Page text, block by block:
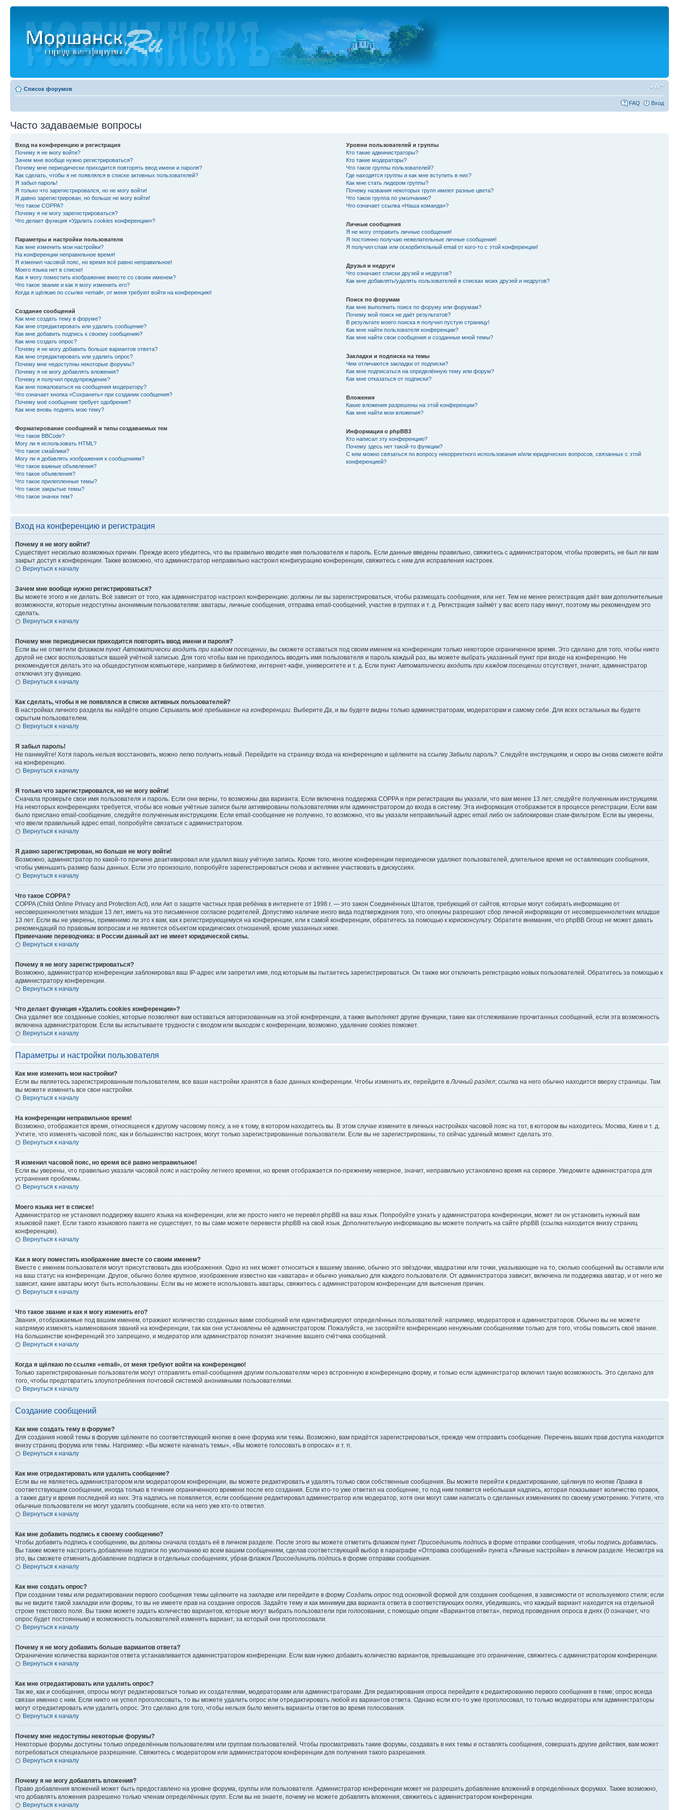
Список форумов
FAQ Вход
Часто задаваемые вопросы
Вход на конференцию и регистрация
Почему я не могу войти?
Зачем мне вообще нужно регистрироваться?
Почему мне периодически приходится повторять ввод имени и пароля?
Как сделать, чтобы я не появлялся в списке активных пользователей?
Я забыл пароль!
Я только что зарегистрировался, но не могу войти!
Я давно зарегистрирован, но больше не могу войти!
Что такое COPPA?
Почему я не могу зарегистрироваться?
Что делает функция «Удалить cookies конференции»?
Параметры и настройки пользователя
Как мне изменить мои настройки?
На конференции неправильное время!
Я изменил часовой пояс, но время всё равно неправильное!
Моего языка нет в списке!
Как я могу поместить изображение вместе со своим именем?
Что такое звание и как я могу изменить его?
Когда я щёлкаю по ссылке «email», от меня требуют войти на конференцию!
Создание сообщений
Как мне создать тему в форуме?
Как мне отредактировать или удалить сообщение?
Как мне добавить подпись к своему сообщению?
Как мне создать опрос?
Почему я не могу добавить больше вариантов ответа?
Как мне отредактировать или удалить опрос?
Почему мне недоступны некоторые форумы?
Почему я не могу добавлять вложения?
Почему я получил предупреждение?
Как мне пожаловаться на сообщения модератору?
Что означает кнопка «Сохранить» при создании сообщения?
Почему моё сообщение требует одобрения?
Как мне вновь поднять мою тему?
Форматирование сообщений и типы создаваемых тем
Что такое BBCode?
Могу ли я использовать HTML?
Что такое смайлики?
Могу ли я добавлять изображения к сообщениям?
Что такое важные объявления?
Что такое объявления?
Что такое прилепленные темы?
Что такое закрытые темы?
Что такое значки тем?
Уровни пользователей и группы
Кто такие администраторы?
Кто такие модераторы?
Что такое группы пользователей?
Где находятся группы и как мне вступить в них?
Как мне стать лидером группы?
Почему названия некоторых групп имеют разные цвета?
Что такое группа по умолчанию?
Что означает ссылка «Наша команда»?
Личные сообщения
Я не могу отправить личные сообщения!
Я постоянно получаю нежелательные личные сообщения!
Я получил спам или оскорбительный email от кого-то с этой конференции!
Друзья и недруги
Что означают списки друзей и недругов?
Как мне добавлять/удалять пользователей в списках моих друзей и недругов?
Поиск по форумам
Как мне выполнить поиск по форуму или форумам?
Почему мой поиск не даёт результатов?
В результате моего поиска я получил пустую страницу!
Как мне найти пользователя конференции?
Как мне найти свои сообщения и созданные мной темы?
Закладки и подписка на темы
Чем отличаются закладки от подписки?
Как мне подписаться на определённую тему или форум?
Как мне отказаться от подписки?
Вложения
Какие вложения разрешены на этой конференции?
Как мне найти мои вложения?
Информация о phpBB3
Кто написал эту конференцию?
Почему здесь нет такой-то функции?
С кем можно связаться по вопросу некорректного использования и/или юридических вопросов, связанных с этой
конференцией?
Вход на конференцию и регистрация
Почему я не могу войти?
Существует несколько возможных причин. Прежде всего убедитесь, что вы правильно вводите имя пользователя и пароль. Если данные введены правильно, свяжитесь с администратором, чтобы проверить, не был ли вам
закрыт доступ к конференции. Также возможно, что администратор неправильно настроил конфигурацию конференции, свяжитесь с ним для исправления настроек.
Вернуться к началу
Зачем мне вообще нужно регистрироваться?
Вы можете этого и не делать. Всё зависит от того, как администратор настроил конференцию: должны ли вы зарегистрироваться, чтобы размещать сообщения, или нет. Тем не менее регистрация даёт вам дополнительные
возможности, которые недоступны анонимным пользователям: аватары, личные сообщения, отправка email-сообщений, участие в группах и т. д. Регистрация займёт у вас всего пару минут, поэтому мы рекомендуем это
сделать.
Вернуться к началу
Почему мне периодически приходится повторять ввод имени и пароля?
Если вы не отметили флажком пунктАвтоматически входить при каждом посещении, вы сможете оставаться под своим именем на конференции только некоторое ограниченное время. Это сделано для того, чтобы никто
другой не смог воспользоваться вашей учётной записью. Для того чтобы вам не приходилось вводить имя пользователя и пароль каждый раз, вы можете выбрать указанный пункт при входе на конференцию. Не
рекомендуется делать это на общедоступном компьютере, например в библиотеке, интернет-кафе, университете и т. д. Если пунктАвтоматически входить при каждом посещении отсутствует, значит, администратор
отключил эту функцию.
Вернуться к началу
Как сделать, чтобы я не появлялся в списке активных пользователей?
В настройках личного раздела вы найдёте опцию Скрывать моё пребывание на конференции. ВыберитеДа, и вы будете видны только администраторам, модераторам и самому себе. Для всех остальных вы будете
скрытым пользователем.
Вернуться к началу
Я забыл пароль!
Не паникуйте! Хотя пароль нельзя восстановить, можно легко получить новый. Перейдите на страницу входа на конференцию и щёлкните на ссылку Забыли пароль?. Следуйте инструкциям, и скоро вы снова сможете войти
на конференцию.
Вернуться к началу
Я только что зарегистрировался, но не могу войти!
Сначала проверьте свои имя пользователя и пароль. Если они верны, то возможны два варианта. Если включена поддержка COPPA и при регистрации вы указали, что вам менее 13 лет, следуйте полученным инструкциям.
На некоторых конференциях требуется, чтобы все новые учётные записи были активированы пользователями или администратором до входа в систему. Эта информация отображается в процессе регистрации. Если вам
было прислано email-сообщение, следуйте полученным инструкциям. Если email-сообщение не получено, то возможно, что вы указали неправильный адрес email либо он заблокирован спам-фильтром. Если вы уверены,
что ввели правильный адрес email, попробуйте связаться с администратором.
Вернуться к началу
Я давно зарегистрирован, но больше не могу войти!
Возможно, администратор по какой-то причине деактивировал или удалил вашу учётную запись. Кроме того, многие конференции периодически удаляют пользователей, длительное время не оставляющих сообщения,
чтобы уменьшить размер базы данных. Если это произошло, попробуйте зарегистрироваться снова и активнее участвовать в дискуссиях.
Вернуться к началу
Что такое COPPA?
COPPA (Child Online Privacy and Protection Act), или Акт о защите частных прав ребёнка в интернете от 1998 г. — это закон Соединённых Штатов, требующий от сайтов, которые могут собирать информацию от
несовершеннолетних младше 13 лет, иметь на это письменное согласие родителей. Допустимо наличие иного вида подтверждения того, что опекуны разрешают сбор личной информации от несовершеннолетних младше
13 лет. Если вы не уверены, применимо ли это к вам, как к регистрирующемуся на конференции, или к самой конференции, обратитесь за помощью к юрисконсульту. Обратите внимание, что phpBB Group не может давать
рекомендаций по правовым вопросам и не является объектом юридических отношений, кроме указанных ниже.
Примечание переводчика: в России данный акт не имеет юридической силы.
Вернуться к началу
Почему я не могу зарегистрироваться?
Возможно, администратор конференции заблокировал ваш IP-адрес или запретил имя, под которым вы пытаетесь зарегистрироваться. Он также мог отключить регистрацию новых пользователей. Обратитесь за помощью к
администратору конференции.
Вернуться к началу
Что делает функция «Удалить cookies конференции»?
Она удаляет все созданные cookies, которые позволяют вам оставаться авторизованным на этой конференции, а также выполняют другие функции, такие как отслеживание прочитанных сообщений, если эта возможность
включена администратором. Если вы испытываете трудности с входом или выходом с конференции, возможно, удаление cookies поможет.
Вернуться к началу
Параметры и настройки пользователя
Как мне изменить мои настройки?
Если вы являетесь зарегистрированным пользователем, все ваши настройки хранятся в базе данных конференции. Чтобы изменить их, перейдите вЛичный раздел; ссылка на него обычно находится вверху страницы. Там
вы можете изменить все свои настройки.
Вернуться к началу
На конференции неправильное время!
Возможно, отображается время, относящееся к другому часовому поясу, а не к тому, в котором находитесь вы. В этом случае измените в личных настройках часовой пояс на тот, в котором вы находитесь: Москва, Киев и т. д.
Учтите, что изменять часовой пояс, как и большинство настроек, могут только зарегистрированные пользователи. Если вы не зарегистрированы, то сейчас удачный момент сделать это.
Вернуться к началу
Я изменил часовой пояс, но время всё равно неправильное!
Если вы уверены, что правильно указали часовой пояс и настройку летнего времени, но время отображается по-прежнему неверное, значит, неправильно установлено время на сервере. Уведомите администратора для
устранения проблемы.
Вернуться к началу
Моего языка нет в списке!
Администратор не установил поддержку вашего языка на конференции, или же просто никто не перевёл phpBB на ваш язык. Попробуйте узнать у администратора конференции, может ли он установить нужный вам
языковой пакет. Если такого языкового пакета не существует, то вы сами можете перевести phpBB на свой язык. Дополнительную информацию вы можете получить на сайте phpBB (ссылка находится внизу страниц
конференции).
Вернуться к началу
Как я могу поместить изображение вместе со своим именем?
Вместе с именем пользователя могут присутствовать два изображения. Одно из них может относиться к вашему званию, обычно это звёздочки, квадратики или точки, указывающие на то, сколько сообщений вы оставили или
на ваш статус на конференции. Другое, обычно более крупное, изображение известно как «аватара» и обычно уникально для каждого пользователя. От администратора зависит, включена ли поддержка аватар, и от него же
зависит, какие аватары могут быть использованы. Если вы не можете использовать аватары, свяжитесь с администратором конференции для выяснения причин.
Вернуться к началу
Что такое звание и как я могу изменить его?
Звания, отображаемые под вашим именем, отражают количество созданных вами сообщений или идентифицируют определённых пользователей: например, модераторов и администраторов. Обычно вы не можете
напрямую изменять наименования званий на конференции, так как они установлены её администратором. Пожалуйста, не засоряйте конференцию ненужными сообщениями только для того, чтобы повысить своё звание.
На большинстве конференций это запрещено, и модератор или администратор понизят значение вашего счётчика сообщений.
Вернуться к началу
Когда я щёлкаю по ссылке «email», от меня требуют войти на конференцию!
Только зарегистрированные пользователи могут отправлять email-сообщения другим пользователям через встроенную в конференцию форму, и только если администратор включил такую возможность. Это сделано для
того, чтобы предотвратить злоупотребления почтовой системой анонимными пользователями.
Вернуться к началу
Создание сообщений
Как мне создать тему в форуме?
Для создания новой темы в форуме щёлкните по соответствующей кнопке в окне форума или темы. Возможно, вам придётся зарегистрироваться, прежде чем отправить сообщение. Перечень ваших прав доступа находится
внизу страниц форума или темы. Например: «Вы можете начинать темы», «Вы можете голосовать в опросах» и т. п.
Вернуться к началу
Как мне отредактировать или удалить сообщение?
Если вы не являетесь администратором или модератором конференции, вы можете редактировать и удалять только свои собственные сообщения. Вы можете перейти к редактированию, щёлкнув по кнопке Правка в
соответствующем сообщении, иногда только в течение ограниченного времени после его создания. Если кто-то уже ответил на сообщение, то под ним появится небольшая надпись, которая показывает количество правок,
а также дату и время последней из них. Эта надпись не появляется, если сообщение редактировал администратор или модератор, хотя они могут сами написать о сделанных изменениях по своему усмотрению. Учтите, что
обычные пользователи не могут удалить сообщение, если на него уже кто-то ответил.
Вернуться к началу
Как мне добавить подпись к своему сообщению?
Чтобы добавить подпись к сообщению, вы должны сначала создать её в личном разделе. После этого вы можете отметить флажком пункт Присоединить подпись в форме отправки сообщения, чтобы подпись добавилась.
Вы также можете настроить добавление подписи по умолчанию ко всем вашим сообщениям, сделав соответствующий выбор в параграфе «Отправка сообщений» пункта «Личные настройки» в личном разделе. Несмотря на
это, вы сможете отменить добавление подписи в отдельных сообщениях, убрав флажок Присоединить подпись в форме отправки сообщения.
Вернуться к началу
Как мне создать опрос?
При создании темы или редактировании первого сообщения темы щёлкните на закладке или перейдите в форму Создать опрос под основной формой для создания сообщения, в зависимости от используемого стиля; если
вы не видите такой закладки или формы, то вы не имеете прав на создание опросов. Задайте тему и как минимум два варианта ответа в соответствующих полях, убедившись, что каждый вариант находится на отдельной
строке текстового поля. Вы также можете задать количество вариантов, которые могут выбрать пользователи при голосовании, с помощью опции «Вариантов ответа», период проведения опроса в днях (0 означает, что
опрос будет постоянным) и возможность пользователей изменять вариант, за который они проголосовали.
Вернуться к началу
Почему я не могу добавить больше вариантов ответа?
Ограничение количества вариантов ответа устанавливается администратором конференции. Если вам нужно добавить количество вариантов, превышающее это ограничение, свяжитесь с администратором конференции.
Вернуться к началу
Как мне отредактировать или удалить опрос?
Так же, как и сообщения, опросы могут редактироваться только их создателями, модераторами или администраторами. Для редактирования опроса перейдите к редактированию первого сообщения в теме; опрос всегда
связан именно с ним. Если никто не успел проголосовать, то вы можете удалить опрос или отредактировать любой из вариантов ответа. Однако если кто-то уже проголосовал, то только модераторы или администраторы
могут отредактировать или удалить опрос. Это сделано для того, чтобы нельзя было менять варианты ответов во время голосования.
Вернуться к началу
Почему мне недоступны некоторые форумы?
Некоторые форумы доступны только определённым пользователям или группам пользователей. Чтобы просматривать такие форумы, создавать в них темы и оставлять сообщения, совершать другие действия, вам может
потребоваться специальное разрешение. Свяжитесь с модератором или администратором конференции для получения такого разрешения.
Вернуться к началу
Почему я не могу добавлять вложения?
Право добавления вложений может быть предоставлено на уровне форума, группы или пользователя. Администратор конференции может не разрешить добавление вложений в определённых форумах. Также возможно,
что добавлять вложения разрешено только членам определённых групп. Если вы не знаете, почему не можете добавлять вложения, свяжитесь с администратором конференции.
Вернуться к началу